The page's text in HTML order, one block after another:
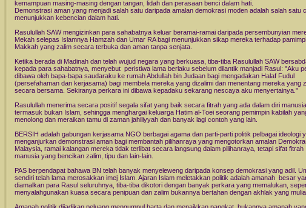
kemampuan masing-masing dengan tangan, lidah dan perasaan benci dalam hati.
Demonstrasi aman yang menjadi salah satu daripada amalan demokrasi moden adalah salah satu
menunjukkan kebencian dalam hati.
Rasulullah SAW mengizinkan para sahabatnya keluar beramai-ramai daripada persembunyian
Mekah selepas Islamnya Hamzah dan Umar RA bagi menunjukkan sikap mereka terhadap
Makkah yang zalim secara terbuka dan aman tanpa senjata.
Ketika berada di Madinah dan telah wujud negara yang berkuasa, tiba-tiba Rasulullah SAW
kepada para sahabatnya, menyebut peristiwa lama berlaku sebelum dilantik manjadi Rasul: "Aku
dibawa oleh bapa-bapa saudaraku ke rumah Abdullah bin Judaan bagi mengadakan Halaf Fudul
(persefahaman dan kerjasama) bagi membela mereka yang dizalimi dan menentang mereka yang
secara bersama. Sekiranya perkara ini dibawa kepadaku sekarang nescaya aku menyertainya."
Rasulullah menerima secara positif segala sifat yang baik secara fitrah yang ada dalam diri manusia
termasuk bukan Islam, sehingga menghargai keluarga Hatim al-Toei seorang pemimpin kabilah
menolong dan meraikan tamu di zaman jahiliyyah dan banyak lagi contoh yang lain.
BERSIH adalah gabungan kerjasama NGO berbagai agama dan parti-parti politik pelbagai ideologi
menganjurkan demonstrasi aman bagi membantah pilihanraya yang mengotorkan amalan
Malaysia, ramai kalangan mereka tidak terlibat secara langsung dalam pilihanraya, tetapi sifat fitrah
manusia yang bencikan zalim, tipu dan lain-lain.
PAS berpendapat bahawa BN telah banyak menyeleweng daripada konsep demokrasi yang adil.
sendiri telah lama merosakkan imej Islam. Ajaran Islam meletakkan politik adalah amanah besar
diamalkan para Rasul seluruhnya, tiba-tiba dikotori dengan banyak perkara yang memalukan,
menyalahgunakan kuasa secara penipuan dan zalim bukannya bertahan dengan akhlak yang mulia.